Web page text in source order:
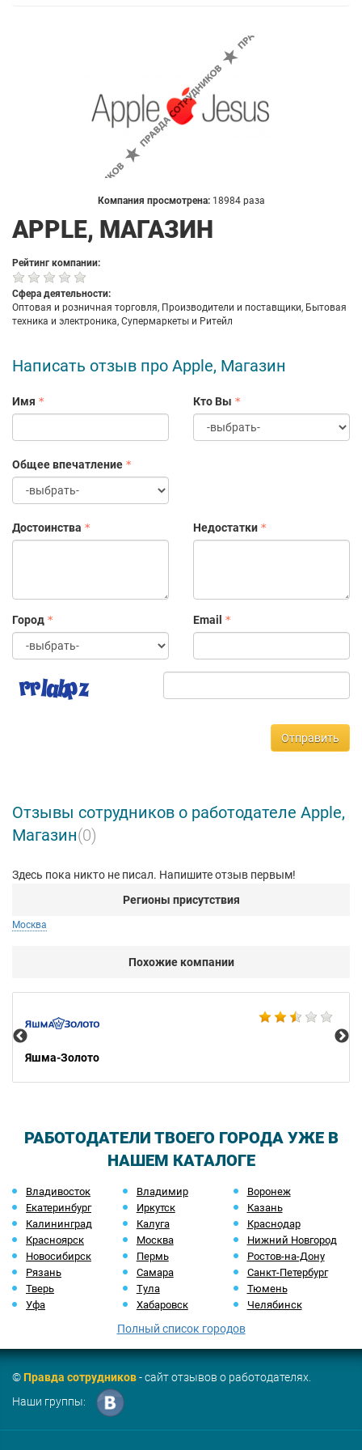
Компания просмотрена: 18984 раза
APPLE, МАГАЗИН
Рейтинг компании:
Сфера деятельности:
Оптовая и розничная торговля, Производители и поставщики, Бытовая
техника и электроника, Супермаркеты и Ритейл
Написать отзыв про Apple, Магазин
Имя Кто Вы
Общее впечатление
Достоинства Недостатки
Город Email
Отправить
Отзывы сотрудников о работодателе Apple,
Магазин(0)
Здесь пока никто не писал. Напишите отзыв первым!
Регионы присутствия
Москва
Похожие компании
Яшма-Золото
РАБОТОДАТЕЛИ ТВОЕГО ГОРОДА УЖЕ В
НАШЕМ КАТАЛОГЕ
Владивосток Владимир
Воронеж
Екатеринбург
Иркутск
Казань
Калининград
Калуга
Краснодар
Красноярск
Москва
Нижний Новгород
Новосибирск
Пермь
Ростов-на-Дону
Рязань
Самара
Санкт-Петербург
Тверь
Тула
Тюмень
Уфа
Хабаровск Челябинск
Полный список городов
©Правда сотрудников- сайт отзывов о работодателях.
Наши группы: